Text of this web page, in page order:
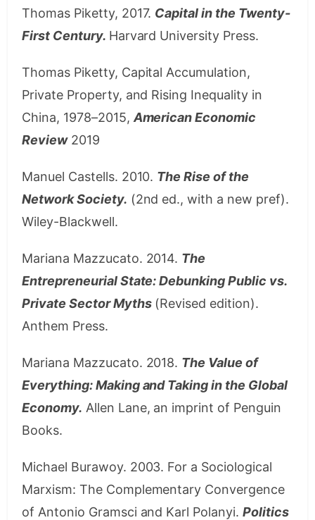
Thomas Piketty, 2017. Capital in the Twenty-
First Century. Harvard University Press.
Thomas Piketty, Capital Accumulation,
Private Property, and Rising Inequality in
China, 1978–2015, American Economic
Review2019
Manuel Castells. 2010. The Rise of the
Network Society. (2nd ed., with a new pref).
Wiley-Blackwell.
Mariana Mazzucato. 2014. The
Entrepreneurial State: Debunking Public vs.
Private Sector Myths(Revised edition).
Anthem Press.
Mariana Mazzucato. 2018. The Value of
Everything: Making and Taking in the Global
Economy. Allen Lane, an imprint of Penguin
Books.
Michael Burawoy. 2003. For a Sociological
Marxism: The Complementary Convergence
of Antonio Gramsci and Karl Polanyi. Politics